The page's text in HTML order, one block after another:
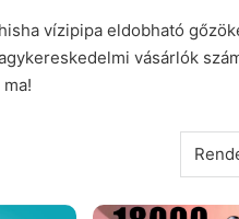
vízipipa eldobható
vásárlók